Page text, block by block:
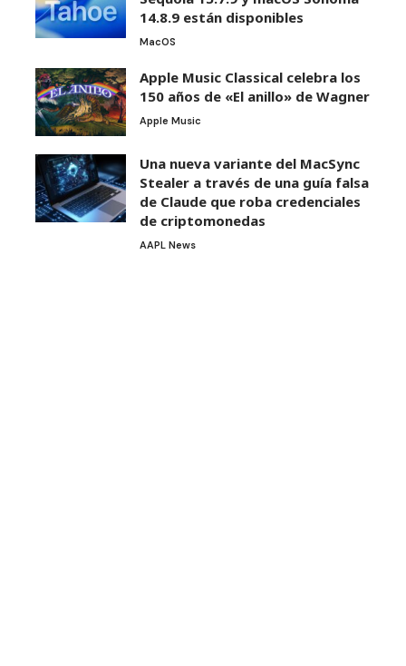
14.8.9 están disponibles
MacOS
Apple Music Classical celebra los
150 años de «El anillo» de Wagner
Apple Music
Una nueva variante del MacSync
Stealer a través de una guía falsa
de Claude que roba credenciales
de criptomonedas
AAPL News